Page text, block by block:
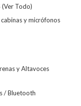
(ver Todo)
y micrófonos
y Altavoces
/ Bluetooth